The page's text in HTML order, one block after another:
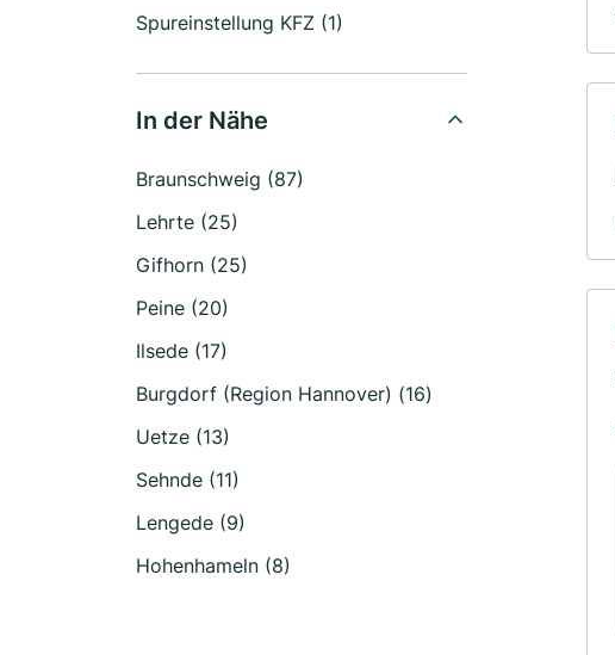
Spureinstellung KFZ (1)
In der Nähe
Braunschweig (87)
Lehrte (25)
Gifhorn (25)
Peine (20)
Ilsede (17)
Burgdorf (Region Hannover) (16)
Uetze (13)
Sehnde (11)
Lengede (9)
Hohenhameln (8)